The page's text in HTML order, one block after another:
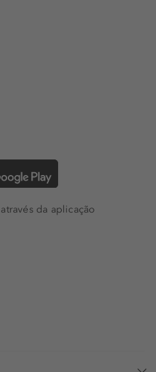
glamour em qualquer
e sofisticada, que diz
me comprometo”. Mas
é uma opção arrojada,
o esmalte preto combina
ao mais glamouroso.
de esmalte anterior. O
ser mate ou brilhante,
pessoal. A marca Dior
da aplicação